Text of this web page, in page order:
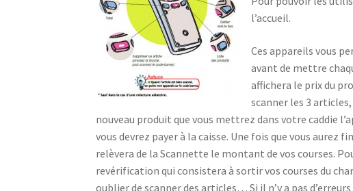
l’accueil.
Ces appareils vous
avant de mettre
affichera le prix du
scanner les 3 articles,
nouveau produit que vous mettrez dans votre caddie
vous devrez payer à la caisse. Une fois que vous aurez
relèvera de la Scannette le montant de vos courses.
revérification qui consistera à sortir vos courses du
oublier de scanner des articles… Si il n’y a pas